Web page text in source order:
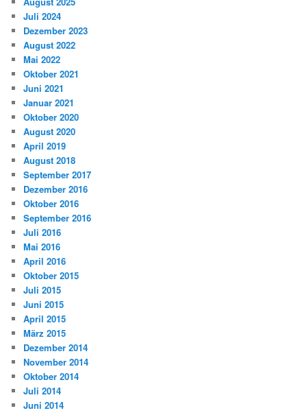
Juli 2024
Dezember 2023
August 2022
Mai 2022
Oktober 2021
Juni 2021
Januar 2021
Oktober 2020
August 2020
April 2019
August 2018
September 2017
Dezember 2016
Oktober 2016
September 2016
Juli 2016
Mai 2016
April 2016
Oktober 2015
Juli 2015
Juni 2015
April 2015
März 2015
Dezember 2014
November 2014
Oktober 2014
Juli 2014
Juni 2014